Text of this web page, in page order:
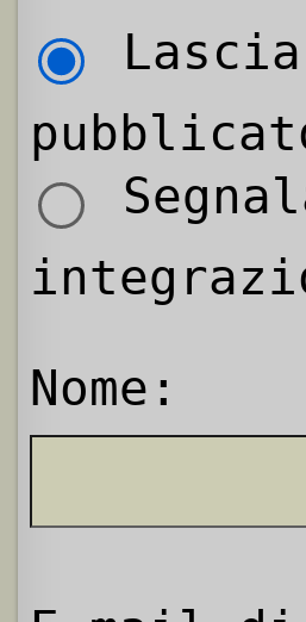
Nome: